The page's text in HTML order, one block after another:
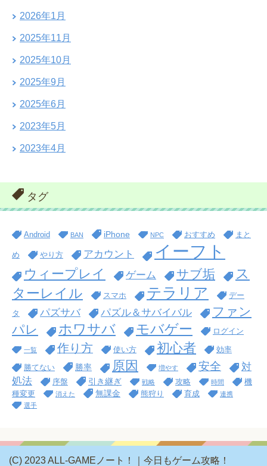
2026年1月
2025年11月
2025年10月
2025年9月
2025年6月
2023年5月
2023年4月
タグ
Android BAN iPhone NPC おすすめ まと
め やり方 アカウント イーフト
ウィープレイ ゲーム サブ垢
ス
ターレイル
スマホ テラリア デー
タ パズサバ パズル＆サバイバル
ファン
パレ
ホワサバ モバゲー ログイン
一覧 作り方 使い方 初心者 効率
勝てない 勝率 原因 増やす 安全
対
処法
序盤 引き継ぎ 戦略 攻略 時間
機
種変更
消えた 無課金 熊狩り 育成
連携
選手
(C) 2023 ALL-GAMEノート！｜今日もゲーム攻略！